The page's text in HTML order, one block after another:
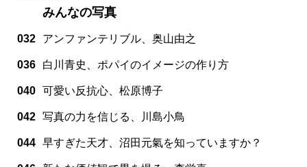
みんなの写真
032 アンファンテリブル、奥山由之
036 白川青史、ポパイのイメージの作り方
040 可愛い反抗心、松原博子
042 写真の力を信じる、川島小鳥
044 早すぎた天才、沼田元氣を知っていますか？